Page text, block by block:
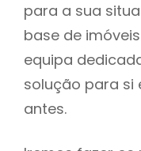
para a sua
base de
equipa
solução para si
antes.